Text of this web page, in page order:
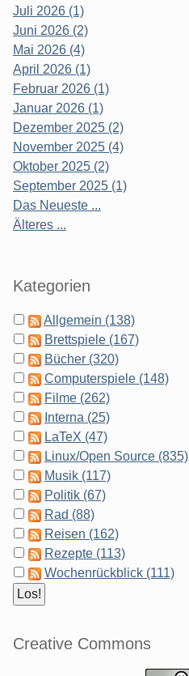
Juli 2026 (1)
Juni 2026 (2)
Mai 2026 (4)
April 2026 (1)
Februar 2026 (1)
Januar 2026 (1)
Dezember 2025 (2)
November 2025 (4)
Oktober 2025 (2)
September 2025 (1)
Das Neueste ...
Älteres ...
Kategorien
Allgemein (138)
Brettspiele (167)
Bücher (320)
Computerspiele (148)
Filme (262)
Interna (25)
LaTeX (47)
Linux/Open Source (835)
Musik (117)
Politik (67)
Rad (88)
Reisen (162)
Rezepte (113)
Wochenrückblick (111)
Creative Commons